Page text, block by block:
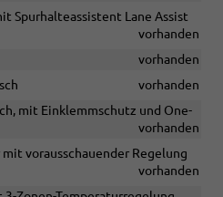
Spurhalteassistent Lane Assist
vorhanden
vorhanden
vorhanden
mit Einklemmschutz und One-
vorhanden
vorausschauender Regelung
vorhanden